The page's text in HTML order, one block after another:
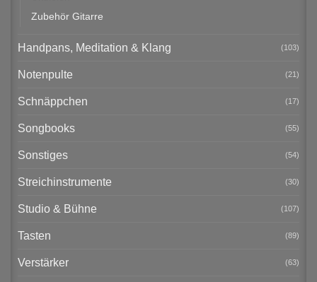
Zubehör Gitarre
Handpans, Meditation & Klang (103)
Notenpulte (21)
Schnäppchen (17)
Songbooks (55)
Sonstiges (54)
Streichinstrumente (30)
Studio & Bühne (107)
Tasten (89)
Verstärker (63)